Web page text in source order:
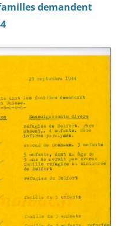
demandent